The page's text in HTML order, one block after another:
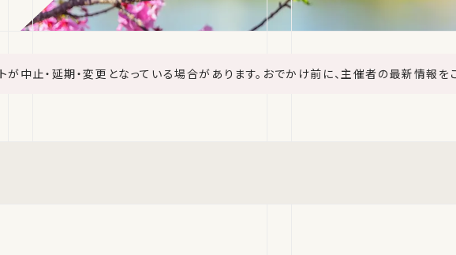
が中止・延期・変更となっている場合があります。おでかけ前に、主催者の最新情報を